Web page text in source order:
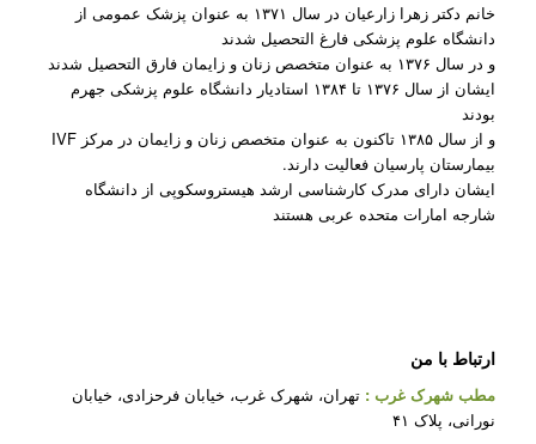
خانم دکتر زهرا زارعیان در سال ۱۳۷۱ به عنوان پزشک عمومی از
دانشگاه علوم پزشکی فارغ التحصیل شدند
و در سال ۱۳۷۶ به عنوان متخصص زنان و زایمان فارق التحصیل شدند
ایشان از سال ۱۳۷۶ تا ۱۳۸۴ استادیار دانشگاه علوم پزشکی جهرم
بودند
و از سال ۱۳۸۵ تاکنون به عنوان متخصص زنان و زایمان در مرکز IVF
بیمارستان پارسیان فعالیت دارند.
ایشان دارای مدرک کارشناسی ارشد هیستروسکوپی از دانشگاه
شارجه امارات متحده عربی هستند
ارتباط با من
مطب شهرک غرب : تهران، شهرک غرب، خیابان فرحزادی، خیابان
نورانی، پلاک ۴۱